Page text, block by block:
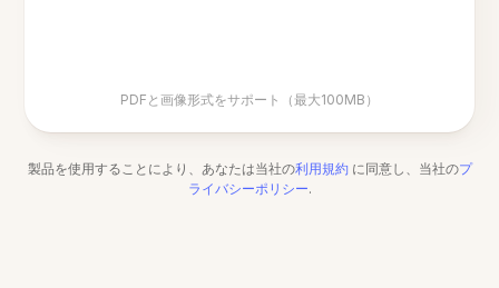
PDFと画像形式をサポート（最大100MB）
製品を使用することにより、あなたは当社の利用規約 に同意し、当社のプ
ライバシーポリシー.